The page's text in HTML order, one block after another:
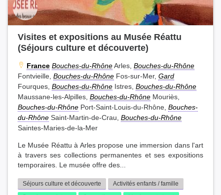
Visites et expositions au Musée Réattu
(Séjours culture et découverte)
France Bouches-du-RhôneArles, Bouches-du-Rhône
Fontvieille, Bouches-du-Rhône Fos-sur-Mer, Gard
Fourques, Bouches-du-Rhône Istres, Bouches-du-Rhône
Maussane-les-Alpilles, Bouches-du-Rhône Mouriès,
Bouches-du-Rhône Port-Saint-Louis-du-Rhône, Bouches-
du-Rhône Saint-Martin-de-Crau, Bouches-du-Rhône
Saintes-Maries-de-la-Mer
Le Musée Réattu à Arles propose une immersion dans l'art
à travers ses collections permanentes et ses expositions
temporaires. Le musée offre des...
Séjours culture et découverte
Activités enfants / famille